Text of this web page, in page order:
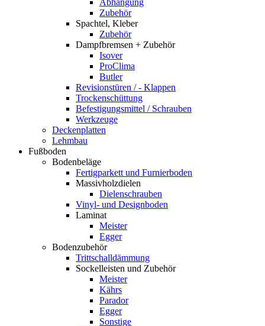
Abhängung
Zubehör
Spachtel, Kleber
Zubehör
Dampfbremsen + Zubehör
Isover
ProClima
Butler
Revisionstüren / - Klappen
Trockenschüttung
Befestigungsmittel / Schrauben
Werkzeuge
Deckenplatten
Lehmbau
Fußboden
Bodenbeläge
Fertigparkett und Furnierboden
Massivholzdielen
Dielenschrauben
Vinyl- und Designboden
Laminat
Meister
Egger
Bodenzubehör
Trittschalldämmung
Sockelleisten und Zubehör
Meister
Kährs
Parador
Egger
Sonstige